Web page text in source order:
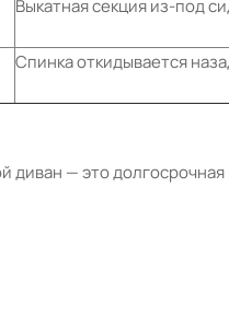
Выкатная секция из-под
Спинка откидывается
диван — это